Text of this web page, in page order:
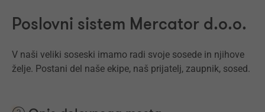
Poslovni sistem Mercator d.o.o.
V naši veliki soseski imamo radi svoje sosede in njihove
želje. Postani del naše ekipe, naš prijatelj, zaupnik, sosed.